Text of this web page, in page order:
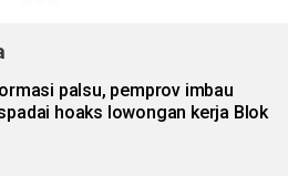
palsu, pemprov imbau
hoaks lowongan kerja Blok